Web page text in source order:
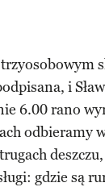
i
6.00 rano
odbieramy
gdzie są